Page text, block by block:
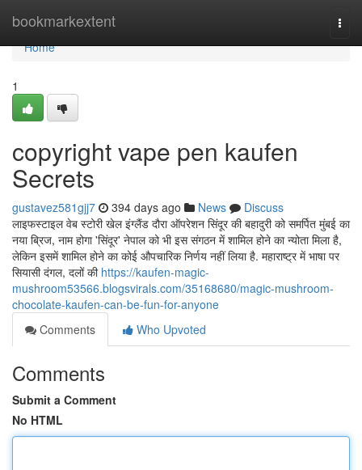
bookmarkextent
Home
Home
1
copyright vape pen kaufen
Secrets
gustavez581gjj7 394 days ago News
Discuss
लाइफस्टाइल वेब स्टोरी खेल इंग्लैंड दौरा ऑपरेशन सिंदूर की बहादुरी को समर्पित मुंबई का
नया ब्रिज, नाम होगा 'सिंदूर' नेपाल को भी इस संगठन में शामिल होने का न्योता मिला है,
लेकिन इसमें शामिल होने का कोई औपचारिक निर्णय नहीं लिया है. महाराष्ट्र में भाषा पर
सियासी दंगल, दलों की https://kaufen-magic-
mushroom53566.blogsvirals.com/35168680/magic-mushroom-
chocolate-kaufen-can-be-fun-for-anyone
Comments
Who Upvoted
Comments
Submit a Comment
No HTML